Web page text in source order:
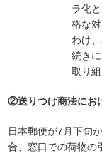
ラ化
格な
わけ
続き
取り
②送りつけ商法にお
日本郵便が7月下旬
合、窓口での荷物の